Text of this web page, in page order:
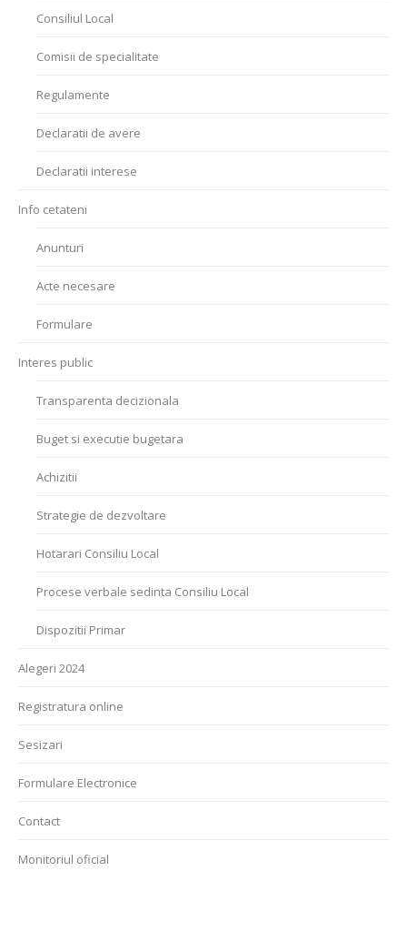
Consiliul Local
Comisii de specialitate
Regulamente
Declaratii de avere
Declaratii interese
Info cetateni
Anunturi
Acte necesare
Formulare
Interes public
Transparenta decizionala
Buget si executie bugetara
Achizitii
Strategie de dezvoltare
Hotarari Consiliu Local
Procese verbale sedinta Consiliu Local
Dispozitii Primar
Alegeri 2024
Registratura online
Sesizari
Formulare Electronice
Contact
Monitoriul oficial